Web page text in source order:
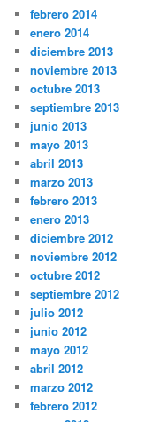
febrero 2014
enero 2014
diciembre 2013
noviembre 2013
octubre 2013
septiembre 2013
junio 2013
mayo 2013
abril 2013
marzo 2013
febrero 2013
enero 2013
diciembre 2012
noviembre 2012
octubre 2012
septiembre 2012
julio 2012
junio 2012
mayo 2012
abril 2012
marzo 2012
febrero 2012